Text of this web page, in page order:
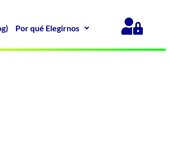
Por qué Elegirnos